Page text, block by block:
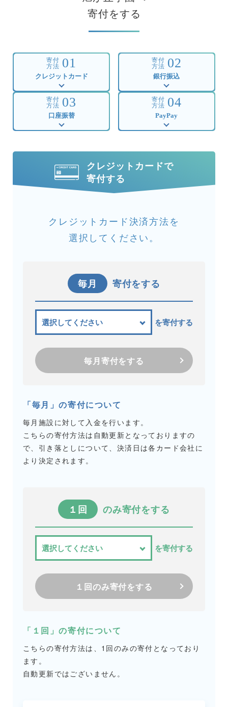
寄付をする
寄付
方法 01
クレジットカード
寄付
方法 02
銀行振込
寄付
方法 03
口座振替
寄付
方法 04
PayPay
クレジットカードで
寄付する
クレジットカード決済方法を
選択してください。
毎月 寄付をする
を寄付する
毎月寄付をする
「毎月」の寄付について
毎月施設に対して入金を行います。
こちらの寄付方法は自動更新となっておりますの
で、引き落としについて、決済日は各カード会社に
より決定されます。
１回 のみ寄付をする
を寄付する
１回のみ寄付をする
「１回」の寄付について
こちらの寄付方法は、1回のみの寄付となっており
ます。
自動更新ではございません。